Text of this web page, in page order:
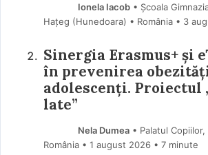
Ionela Iacob• Școala
Hațeg (Hunedoara) • România
3
Sinergia Erasmus+ și
în prevenirea
adolescenți. Proiectul
late”
Nela Dumea• Palatul Copiilor,
România
1 august 2026 • 7 minute